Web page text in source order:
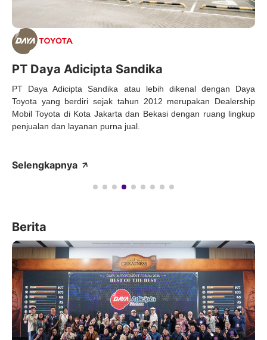
PT Daya Adicipta Sandika
PT Daya Adicipta Sandika atau lebih dikenal dengan Daya
Toyota yang berdiri sejak tahun 2012 merupakan Dealership
Mobil Toyota di Kota Jakarta dan Bekasi dengan ruang lingkup
penjualan dan layanan purna jual.
Selengkapnya
Berita